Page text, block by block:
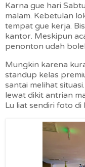
Karna gue hari
malam. Kebetulan
tempat gue kerja.
kantor. Meskipun
penonton udah
Mungkin karena
standup kelas
santai melihat
lewat dikit antrian
Lu liat sendiri foto di